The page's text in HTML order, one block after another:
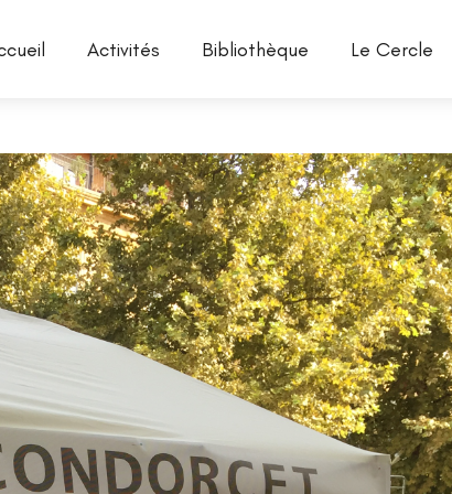
Activités Bibliothèque Le Cercle